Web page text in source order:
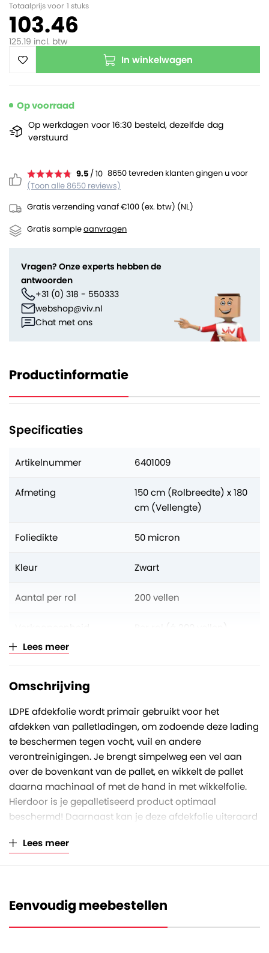
Totaalprijs voor 1 stuks
103.46
125.19 incl. btw
In winkelwagen
9.5 / 10 8650 tevreden klanten gingen u voor
(Toon alle 8650 reviews)
Gratis verzending vanaf €100 (ex. btw) (NL)
Gratis sampleaanvragen
Op voorraad
Op werkdagen voor 16:30 besteld, dezelfde dag
verstuurd
Vragen? Onze experts hebben de
antwoorden
+31 (0) 318 - 550333
webshop@viv.nl
Chat met ons
Productinformatie
Specificaties
Artikelnummer 6401009
Afmeting
150 cm (Rolbreedte) x 180
cm (Vellengte)
Foliedikte 50 micron
Kleur Zwart
Aantal per rol 200 vellen
Per rol (á 200 vellen)
Lees meer
Omschrijving
LDPE afdekfolie wordt primair gebruikt voor het
afdekken van palletladingen, om zodoende deze lading
te beschermen tegen vocht, vuil en andere
verontreinigingen. Je brengt simpelweg een vel aan
over de bovenkant van de pallet, en wikkelt de pallet
daarna machinaal of met de hand in met wikkelfolie.
Hierdoor is je gepalletiseerd product optimaal
beschermd! Daarnaast kan je deze afdekfolie uiteraard
afdekken van andere oppervlakken of bijvoorbeeld
handige afscheurperforaties. De vellen folie hebben
een afmeting van 150 x 180 centimeter en een foliedikte
van 50 micron. Eén rol bevat 200 vellen, welke gewikkeld
Lees meer
Eenvoudig meebestellen